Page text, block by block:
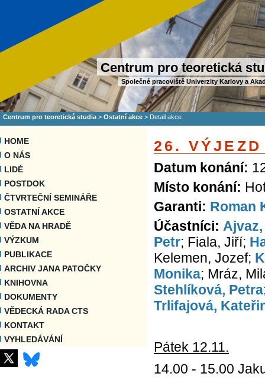
Centrum pro teoretická
Společné pracoviště Univerzity Karlovy a
Centrum pro teoretická studia > Ostatní akce > Detail akce
HOME
O NÁS
LIDÉ
POSTDOK
ČTVRTEČNÍ SEMINÁŘE
OSTATNÍ AKCE
VĚDA NA HRADĚ
VÝZKUM
PUBLIKACE
ARCHIV JANA PATOČKY
KNIHOVNA
DOKUMENTY
VĚDECKÁ RADA CTS
KONTAKT
VYHLEDÁVÁNÍ
26.
Datum konání:
Místo konání:
Garanti: Roman
Účastníci:
Petr; Fiala, Jiří;
Kelemen, Jozef;
Monika; Mráz,
Stehlíková, Petra
Trlifajová,
Pátek 12.11.
14.00 - 15.00